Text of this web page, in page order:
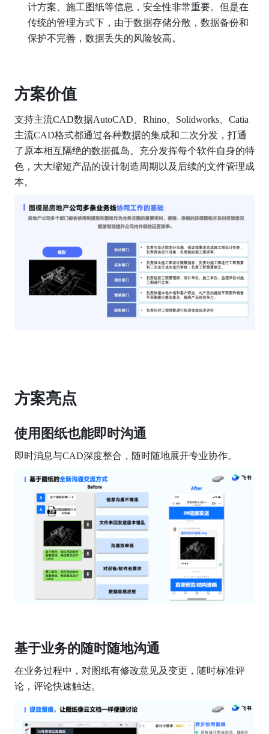
计方案、施工图纸等信息，安全性非常重要。但是在
传统的管理方式下，由于数据存储分散，数据备份和
保护不完善，数据丢失的风险较高。
方案价值
支持主流CAD数据AutoCAD、Rhino、Solidworks、Catia
主流CAD格式都通过各种数据的集成和二次分发，打通
了原本相互隔绝的数据孤岛。充分发挥每个软件自身的特
色，大大缩短产品的设计制造周期以及后续的文件管理成
本。
方案亮点
使用图纸也能即时沟通
即时消息与CAD深度整合，随时随地展开专业协作。
基于业务的随时随地沟通
在业务过程中，对图纸有修改意见及变更，随时标准评
论，评论快速触达。